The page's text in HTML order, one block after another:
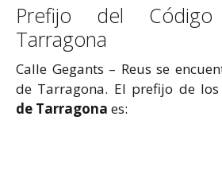
Prefijo del
Tarragona
Calle Gegants – Reus se
de Tarragona. El prefijo de los
de Tarragona es: